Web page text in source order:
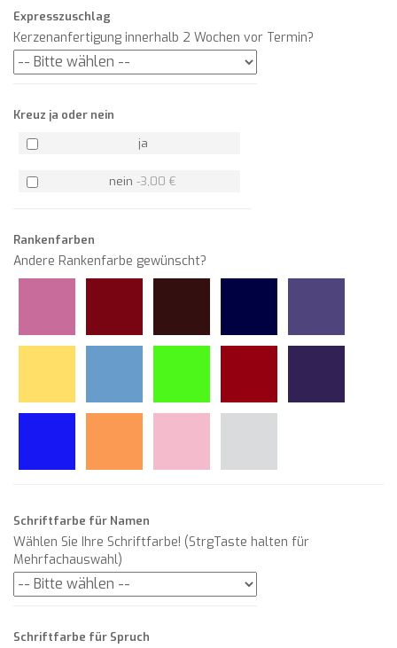
Expresszuschlag
Kerzenanfertigung innerhalb 2 Wochen vor Termin?
Kreuz ja oder nein
ja
nein-3,00 €
Rankenfarben
Andere Rankenfarbe gewünscht?
Schriftfarbe für Namen
Wählen Sie Ihre Schriftfarbe! (StrgTaste halten für
Mehrfachauswahl)
Schriftfarbe für Spruch